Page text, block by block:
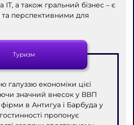
ІТ, а також гральний бізнес – є
перспективними для
Туризм
галуззю економіки цієї
значний внесок у ВВП
фірми в Антигуа і Барбуда у
пропонує